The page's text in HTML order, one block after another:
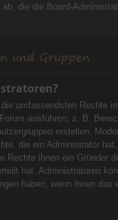
die die Board-
und Gruppen
umfassendsten Rechte
ausführen; z. B.
erstellen,
die ein Administrator
Rechte ihnen ein Gründer
hat. Administratoren
haben, wenn ihnen das